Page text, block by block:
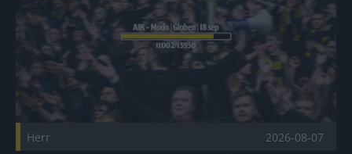
Herr 2026-08-07